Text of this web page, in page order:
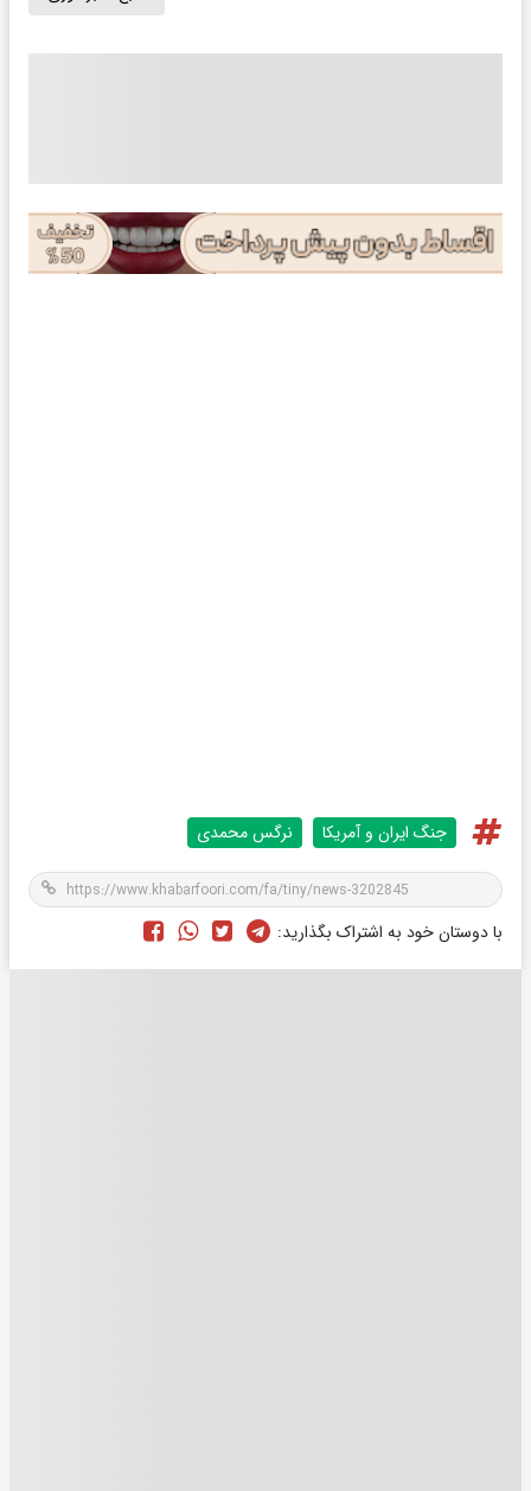
جنگ ایران و آمریکا نرگس محمدى
با دوستان خود به اشتراک بگذارید: